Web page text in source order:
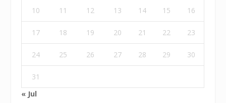
10 11 12 13 14 15 16
17 18 19 20 21 22 23
24 25 26 27 28 29 30
31
« Jul